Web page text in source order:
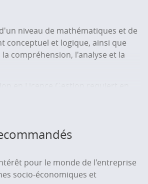
niveau de mathématiques et de
conceptuel et logique, ainsi que
compréhension, l'analyse et la
d'abstraction, de description
raisonnement logique et de
des compétences
pouvoir argumenter un
pour le monde de l'entreprise
socio-économiques et